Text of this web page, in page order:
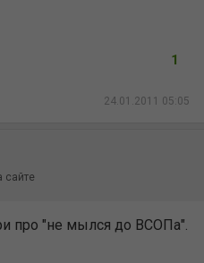
24.01.2011 05:05
1
сайте
про "не мылся до ВСОПа".